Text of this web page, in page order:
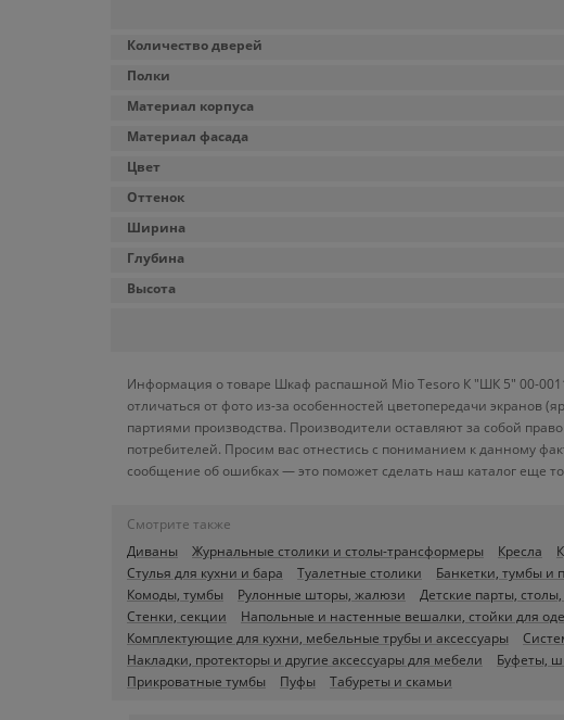
Количество дверей
Полки
Материал корпуса
Материал фасада
Цвет
Оттенок
Ширина
Глубина
Высота
Информация о товаре Шкаф распашной Mio Tesoro К "ШК 5" 00-
отличаться от фото из-за особенностей цветопередачи экранов
партиями производства. Производители оставляют за собой
потребителей. Просим вас отнестись с пониманием к данному
сообщение об ошибках — это поможет сделать наш каталог еще
Смотрите также
Диваны
Журнальные столики и столы-трансформеры Кресла
Стулья для кухни и бара
Туалетные столики Банкетки, тумбы и
Комоды, тумбы
Рулонные шторы, жалюзи Детские парты, столы,
Стенки, секции
Напольные и настенные вешалки, стойки для
Комплектующие для кухни, мебельные трубы и аксессуары
Накладки, протекторы и другие аксессуары для мебели
Буфеты,
Прикроватные тумбы
Пуфы Табуреты и скамьи